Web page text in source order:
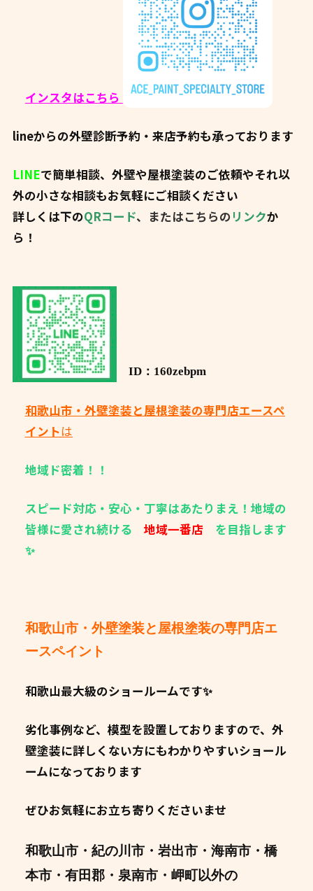
インスタはこちら
lineからの外壁診断予約・来店予約も承っております
LINEで簡単相談、外壁や屋根塗装のご依頼やそれ以
外の小さな相談もお気軽にご相談ください
詳しくは下のQRコード、またはこちらのリンクか
ら！
ID：160zebpm
和歌山市・外壁塗装と屋根塗装の専門店エースペ
イントは
地域ド密着！！
スピード対応・安心・丁寧はあたりまえ！地域の
皆様に愛され続ける 地域一番店を目指します
✨
和歌山市・外壁塗装と屋根塗装の専門店エ
ースペイント
和歌山最大級のショールームです✨
劣化事例など、模型を設置しておりますので、外
壁塗装に詳しくない方にもわかりやすいショール
ームになっております
ぜひお気軽にお立ち寄りくださいませ
和歌山市・紀の川市・岩出市・海南市・橋
本市・有田郡・泉南市・岬町以外の